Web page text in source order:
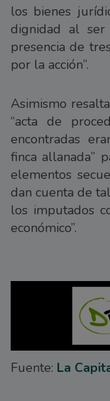
los bienes
dignidad al
presencia de
por la acción”.
Asimismo
“acta de
encontradas
finca allanada”
elementos
dan cuenta de
los imputados
económico”.
Fuente: La